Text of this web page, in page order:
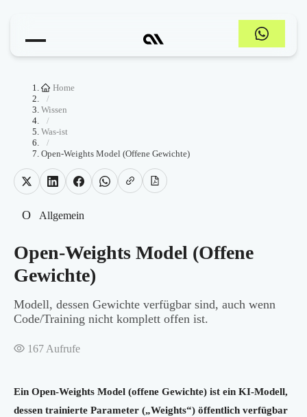
Home
/
Wissen
/
Was-ist
/
Open-Weights Model (Offene Gewichte)
O Allgemein
Open-Weights Model (Offene
Gewichte)
Modell, dessen Gewichte verfügbar sind, auch wenn
Code/Training nicht komplett offen ist.
167 Aufrufe
Ein Open-Weights Model (offene Gewichte) ist ein KI-Modell,
dessen trainierte Parameter („Weights“) öffentlich verfügbar